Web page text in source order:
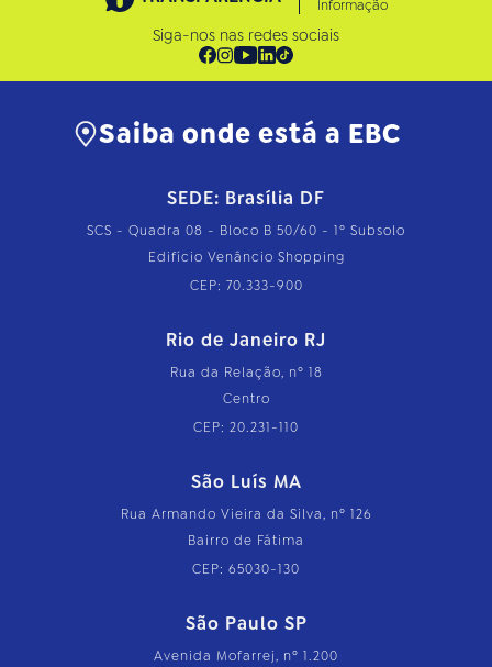
Informação
Siga-nos nas redes sociais
Saiba onde está a EBC
SEDE: Brasília DF
SCS - Quadra 08 - Bloco B 50/60 - 1º Subsolo
Edifício Venâncio Shopping
CEP: 70.333-900
Rio de Janeiro RJ
Rua da Relação, nº 18
Centro
CEP: 20.231-110
São Luís MA
Rua Armando Vieira da Silva, nº 126
Bairro de Fátima
CEP: 65030-130
São Paulo SP
Avenida Mofarrej, nº 1.200